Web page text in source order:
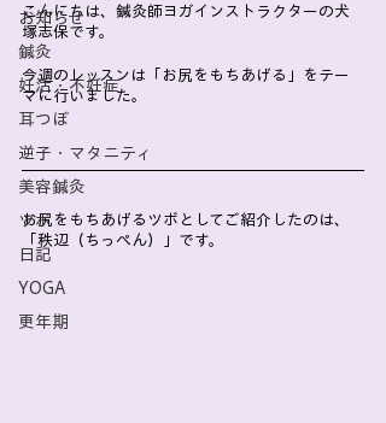
お知らせ
鍼灸
妊活・不妊症
耳つぼ
逆子・マタニティ
美容鍼灸
ツボ
日記
YOGA
更年期
こんにちは、鍼灸師ヨガインストラクターの犬
塚志保です。
今週のレッスンは「お尻をもちあげる」をテー
マに行いました。
お尻をもちあげるツボとしてご紹介したのは、
「秩辺（ちっぺん）」です。